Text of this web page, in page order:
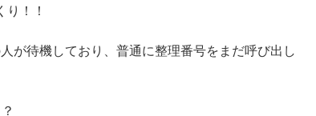
！！
が待機しており、普通に整理番号をまだ呼び出し